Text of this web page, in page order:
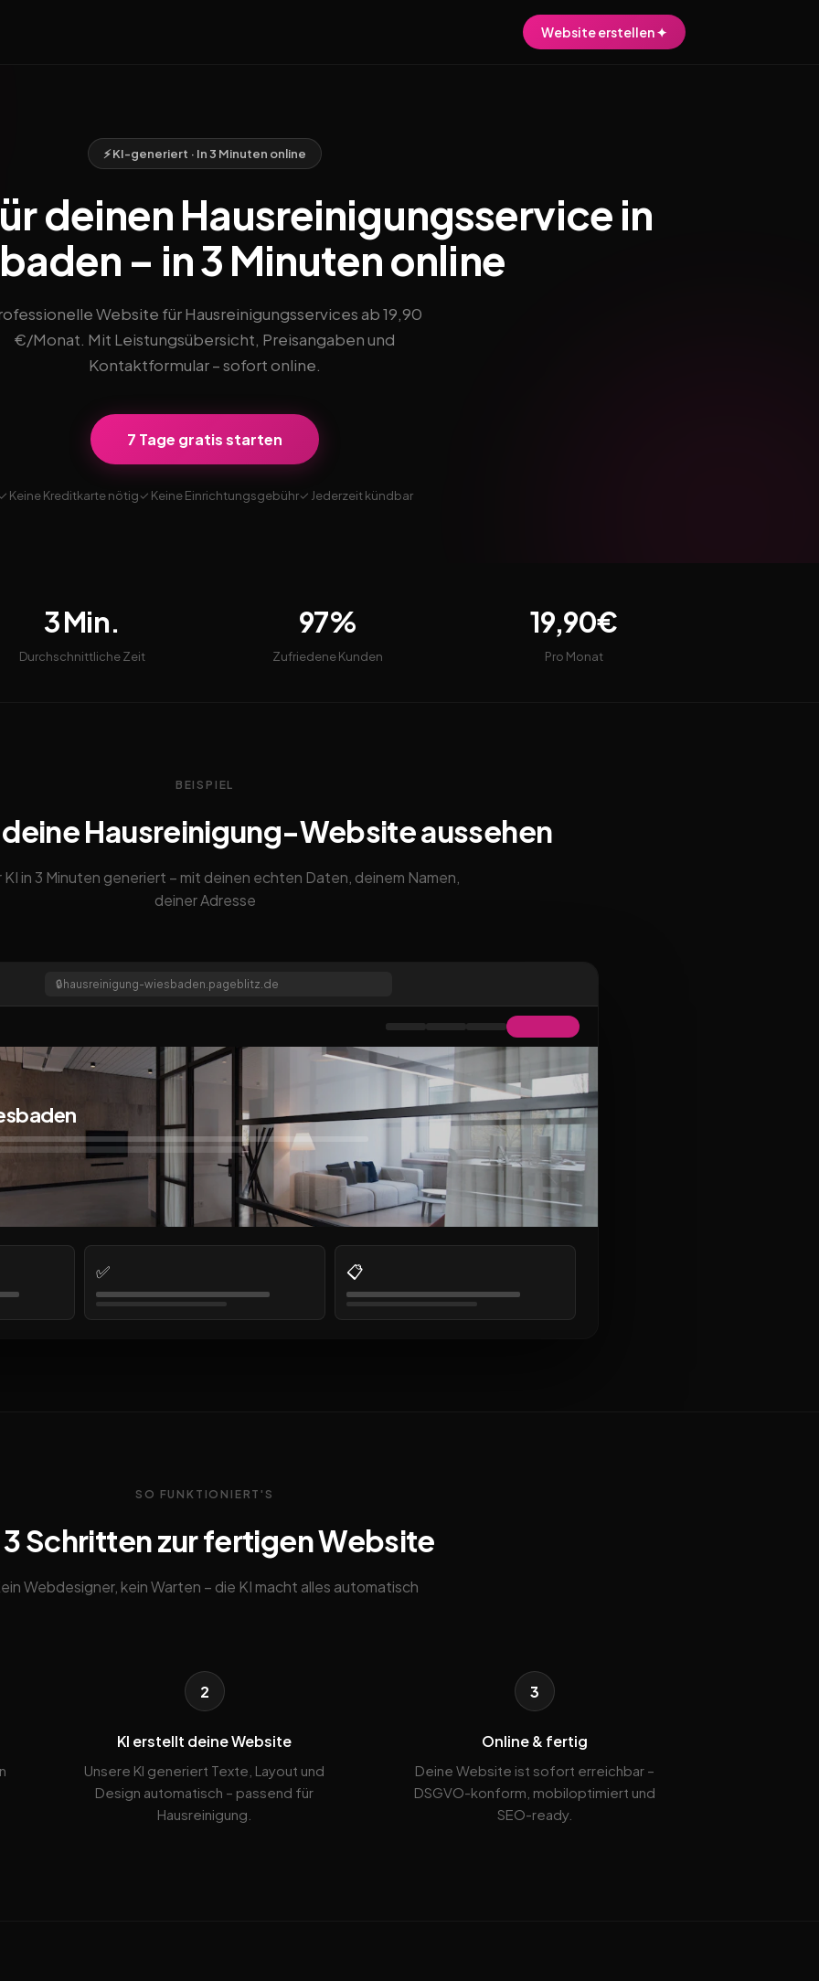
Website erstellen ✦
⚡ KI-generiert · In 3 Minuten online
deinen Hausreinigungsservice in
– in 3 Minuten online
Website für Hausreinigungsservices ab 19,90
€/Monat. Mit Leistungsübersicht, Preisangaben und
Kontaktformular – sofort online.
7 Tage gratis starten
Keine Kreditkarte nötig✓ Keine Einrichtungsgebühr✓ Jederzeit kündbar
3 Min.
Durchschnittliche Zeit
97%
Zufriedene Kunden
19,90€
Pro Monat
BEISPIEL
Hausreinigung-Website aussehen
KI in 3 Minuten generiert – mit deinen echten Daten, deinem Namen,
deiner Adresse
🔒 hausreinigung-wiesbaden.pageblitz.de
✅ 📋
SO FUNKTIONIERT'S
3 Schritten zur fertigen Website
Webdesigner, kein Warten – die KI macht alles automatisch
2
KI erstellt deine Website
Unsere KI generiert Texte, Layout und
Design automatisch – passend für
Hausreinigung.
3
Online & fertig
Deine Website ist sofort erreichbar –
DSGVO-konform, mobiloptimiert und
SEO-ready.